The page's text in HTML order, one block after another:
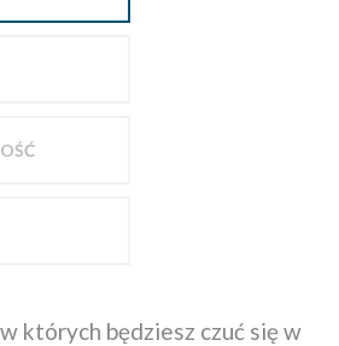
których będziesz czuć się w